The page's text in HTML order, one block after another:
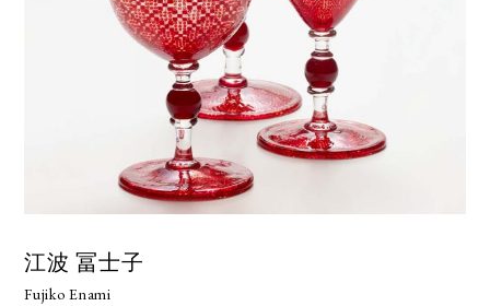
江波 冨士子
Fujiko Enami